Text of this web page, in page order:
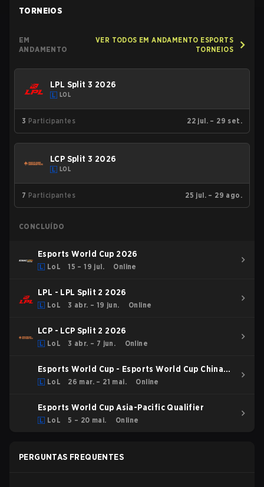
TORNEIOS
EM
ANDAMENTO
VER TODOS EM ANDAMENTO ESPORTS
TORNEIOS
LPL Split 3 2026
LOL
3 Participantes 22 jul. – 29 set.
LCP Split 3 2026
LOL
7 Participantes 25 jul. – 29 ago.
CONCLUÍDO
Esports World Cup 2026
LoL 15 – 19 jul. Online
LPL - LPL Split 2 2026
LoL 3 abr. – 19 jun. Online
LCP - LCP Split 2 2026
LoL 3 abr. – 7 jun. Online
Esports World Cup - Esports World Cup China
Qualifier
LoL 26 mar. – 21 mai. Online
Esports World Cup Asia-Pacific Qualifier
LoL 5 – 20 mai. Online
PERGUNTAS FREQUENTES